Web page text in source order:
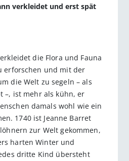
verkleidet und erst spät
die Flora und Fauna
erforschen und mit der
die Welt zu segeln – als
–, ist mehr als kühn, er
damals wohl wie ein
1740 ist Jeanne Barret
zur Welt gekommen,
harten Winter und
dritte Kind übersteht